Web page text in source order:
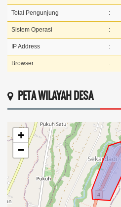
Total Pengunjung :
Sistem Operasi :
IP Address :
Browser :
PETA WILAYAH DESA
+
−